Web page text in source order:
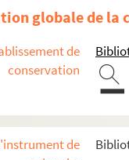
globale de la
de
conservation
de
n° 4
n° 7
n° 10
n° 11